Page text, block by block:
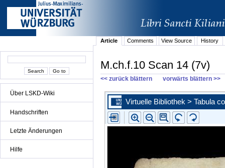
Über LSKD-Wiki
Handschriften
Letzte Änderungen
Hilfe
Article Comments View Source History
M.ch.f.10 Scan 14 (7v)
<< zurück blättern vorwärts blättern >>